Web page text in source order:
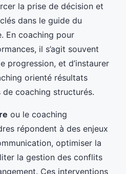
la prise de décision et
dans le guide du
En coaching pour
il s’agit souvent
progression, et d’instaurer
orienté résultats
coaching structurés.
ou le coaching
répondent à des enjeux
optimiser la
la gestion des conflits
Ces interventions